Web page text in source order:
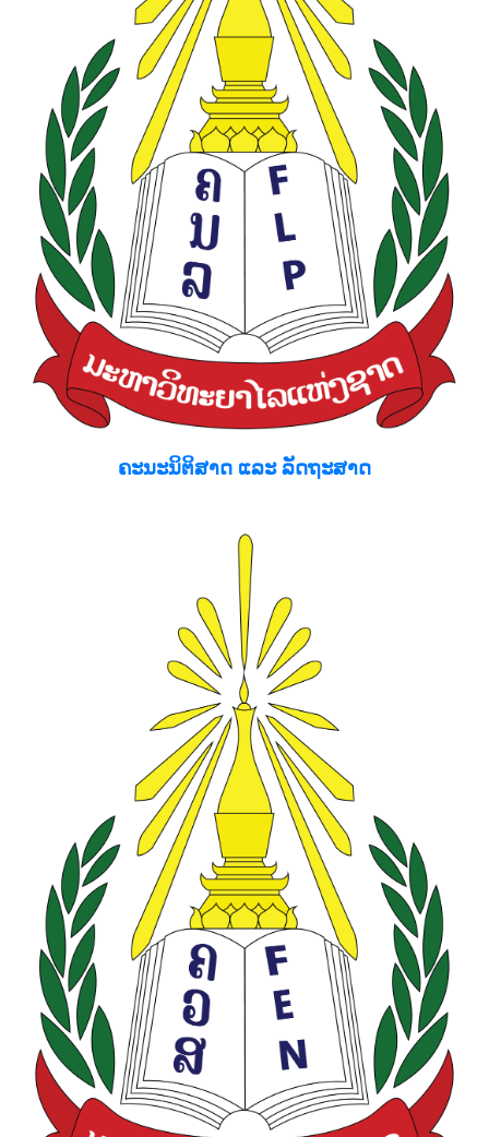
ຄະນະນິຕິສາດ ແລະ ລັດຖະສາດ